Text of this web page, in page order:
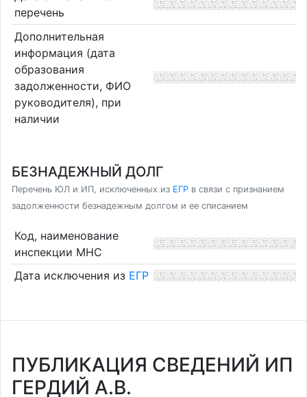
перечень
Дополнительная
информация (дата
образования
задолженности, ФИО
руководителя), при
наличии
БЕЗНАДЕЖНЫЙ ДОЛГ
Перечень ЮЛ и ИП, исключенных из ЕГР в связи с признанием
задолженности безнадежным долгом и ее списанием
Код, наименование
инспекции МНС
Дата исключения из ЕГР
ПУБЛИКАЦИЯ СВЕДЕНИЙ ИП
ГЕРДИЙ А.В.